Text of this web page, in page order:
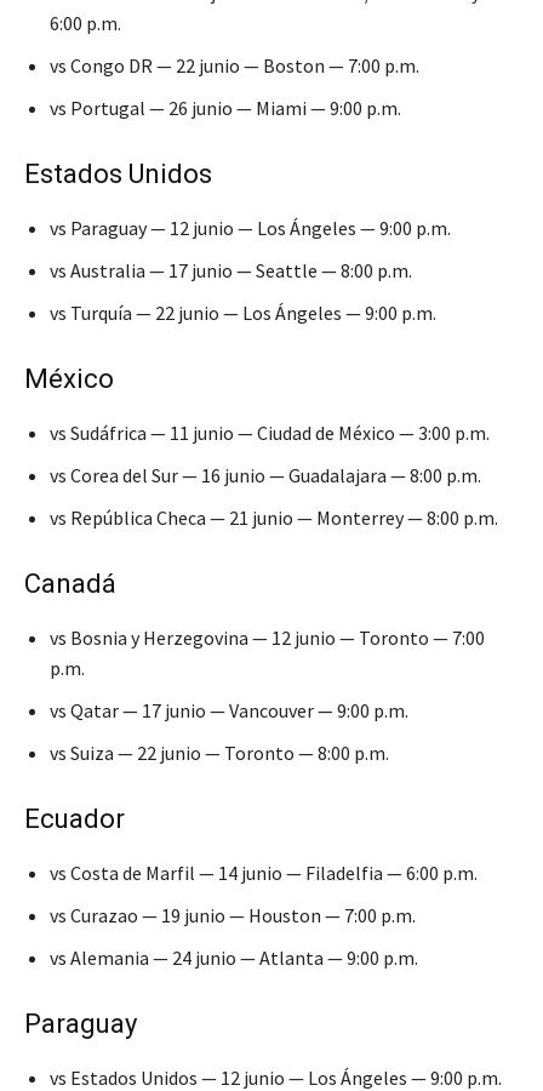
6:00 p.m.
vs Congo DR — 22 junio — Boston — 7:00 p.m.
vs Portugal — 26 junio — Miami — 9:00 p.m.
Estados Unidos
vs Paraguay — 12 junio — Los Ángeles — 9:00 p.m.
vs Australia — 17 junio — Seattle — 8:00 p.m.
vs Turquía — 22 junio — Los Ángeles — 9:00 p.m.
México
vs Sudáfrica — 11 junio — Ciudad de México — 3:00 p.m.
vs Corea del Sur — 16 junio — Guadalajara — 8:00 p.m.
vs República Checa — 21 junio — Monterrey — 8:00 p.m.
Canadá
vs Bosnia y Herzegovina — 12 junio — Toronto — 7:00
p.m.
vs Qatar — 17 junio — Vancouver — 9:00 p.m.
vs Suiza — 22 junio — Toronto — 8:00 p.m.
Ecuador
vs Costa de Marfil — 14 junio — Filadelfia — 6:00 p.m.
vs Curazao — 19 junio — Houston — 7:00 p.m.
vs Alemania — 24 junio — Atlanta — 9:00 p.m.
Paraguay
vs Estados Unidos — 12 junio — Los Ángeles — 9:00 p.m.